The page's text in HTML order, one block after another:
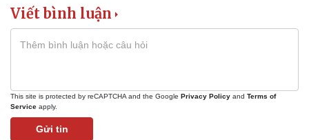
Vụ án
Tin nóng
Tư vấn luật
Vũ khí
Việt Nam
Viết bình luận
This site is protected by reCAPTCHA and the Google Privacy Policy and Terms of
Service apply.
Gửi tin